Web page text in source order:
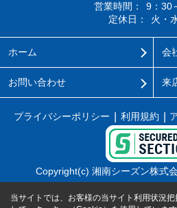
営業時間：
9：30
定休日：
火・
ホーム 会
お問い合わせ 来
プライバシーポリシー 利用規約
Copyright(c) 湘南シーズン株式
当サイトでは、お客様の当サイト利用状況